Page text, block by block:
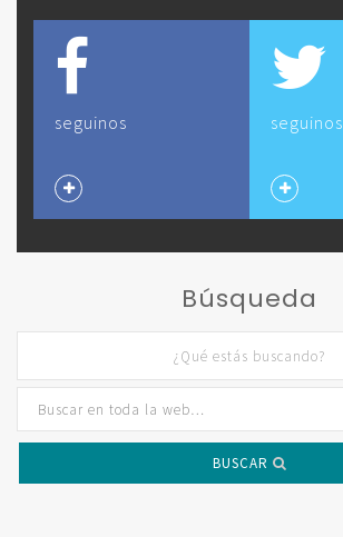
seguinos seguinos
Búsqueda
BUSCAR